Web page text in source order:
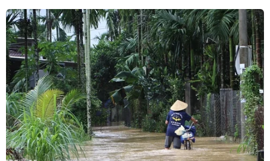
Ảnh minh họa. (Nguồn: TTXVN)
Phó Thủ tướng Trịnh Đình Dũng đã yêu cầu Bộ
Tài nguyên và Môi trường căn cứ tình hình thực
tế, chủ động đẩy nhanh tiến độ hoàn thành Đề
án “Kiểm kê đất đai, lập bản đồ hiện trạng sử
dụng đất năm 2019.”
Phó Thủ tướng yêu cầu công bố số liệu kiểm kê